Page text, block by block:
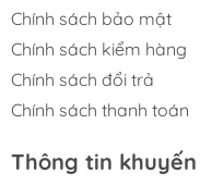
Chính sách bảo mật
Chính sách kiểm hàng
Chính sách đổi trả
Chính sách thanh toán
Thông tin